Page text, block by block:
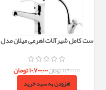
ست کامل شیرآلات اهرمی میلان مدل
کروم
۱۱,۹۰۰,۰۰۰تومان۱۰,۷۰۰,۰۰۰تومان
افزودن به سبد خرید